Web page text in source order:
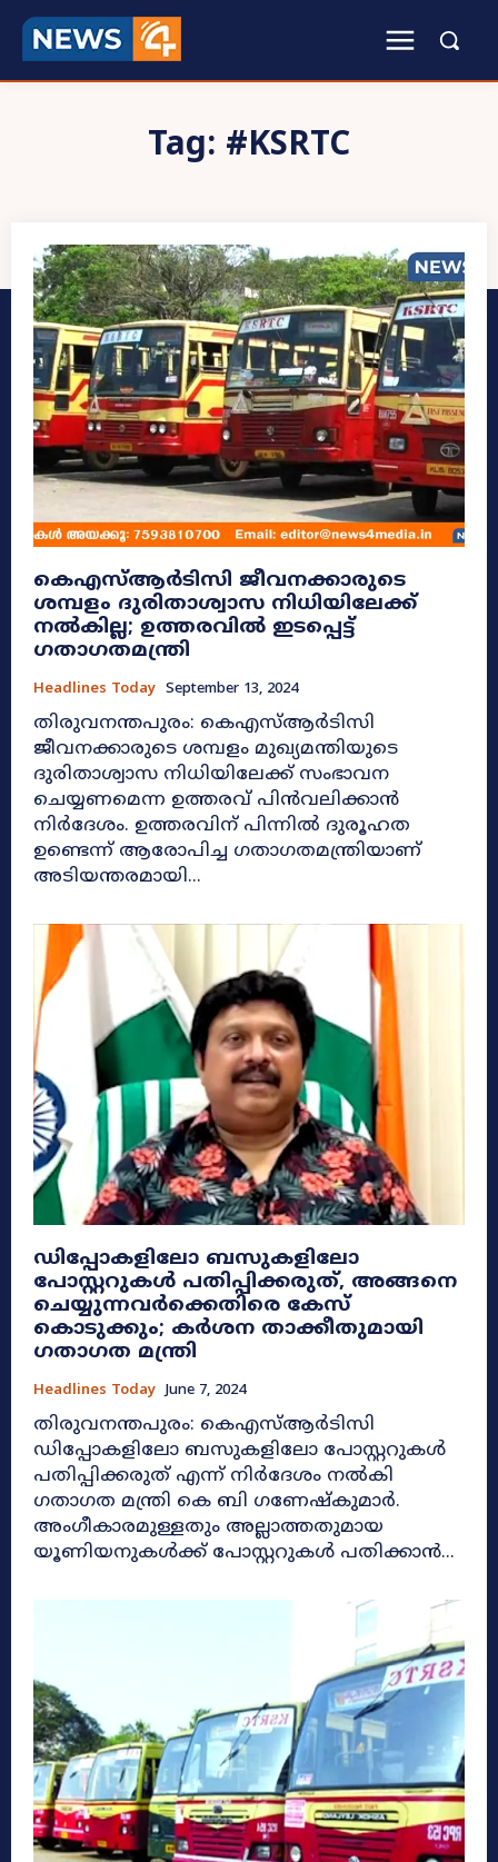
Tag: #KSRTC
കെഎസ്ആർടിസി ജീവനക്കാരുടെ
ശമ്പളം ദുരിതാശ്വാസ നിധിയിലേക്ക്
നൽകില്ല; ഉത്തരവിൽ ഇടപ്പെട്ട്
ഗതാഗതമന്ത്രി
Headlines Today September 13, 2024
തിരുവനന്തപുരം: കെഎസ്ആർടിസി
ജീവനക്കാരുടെ ശമ്പളം മുഖ്യമന്തിയുടെ
ദുരിതാശ്വാസ നിധിയിലേക്ക് സംഭാവന
ചെയ്യണമെന്ന ഉത്തരവ് പിൻവലിക്കാൻ
നിർദേശം. ഉത്തരവിന് പിന്നിൽ ദുരൂഹത
ഉണ്ടെന്ന് ആരോപിച്ച ഗതാഗതമന്ത്രിയാണ്
അടിയന്തരമായി...
ഡിപ്പോകളിലോ ബസുകളിലോ
പോസ്റ്ററുകള്‍ പതിപ്പിക്കരുത്, അങ്ങനെ
ചെയ്യുന്നവർക്കെതിരെ കേസ്
കൊടുക്കും; കർശന താക്കീതുമായി
ഗതാഗത മന്ത്രി
Headlines Today June 7, 2024
തിരുവനന്തപുരം: കെഎസ്ആര്‍ടിസി
ഡിപ്പോകളിലോ ബസുകളിലോ പോസ്റ്ററുകള്‍
പതിപ്പിക്കരുത് എന്ന് നിർദേശം നൽകി
ഗതാഗത മന്ത്രി കെ ബി ഗണേഷ്‌കുമാർ.
അംഗീകാരമുള്ളതും അല്ലാത്തതുമായ
യൂണിയനുകള്‍ക്ക് പോസ്റ്ററുകള്‍ പതിക്കാന്‍...